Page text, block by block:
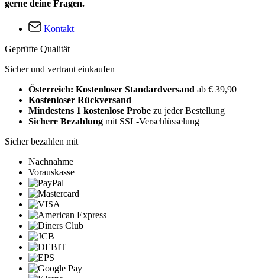
gerne deine Fragen.
Kontakt
Geprüfte Qualität
Sicher und vertraut einkaufen
Österreich: Kostenloser Standardversand ab € 39,90
Kostenloser Rückversand
Mindestens 1 kostenlose Probe zu jeder Bestellung
Sichere Bezahlung mit SSL-Verschlüsselung
Sicher bezahlen mit
Nachnahme
Vorauskasse